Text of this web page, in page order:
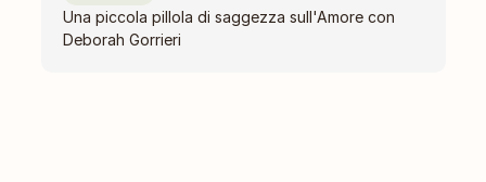
Una piccola pillola di saggezza sull'Amore con
Deborah Gorrieri